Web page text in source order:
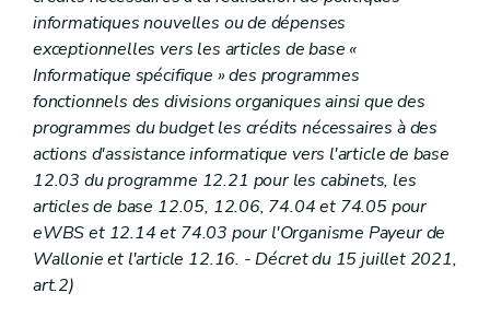
informatiques nouvelles ou de dépenses
exceptionnelles vers les articles de base «
Informatique spécifique » des programmes
fonctionnels des divisions organiques ainsi que des
programmes du budget les crédits nécessaires à des
actions d'assistance informatique vers l'article de base
12.03 du programme 12.21 pour les cabinets, les
articles de base 12.05, 12.06, 74.04 et 74.05 pour
eWBS et 12.14 et 74.03 pour l'Organisme Payeur de
Wallonie et l'article 12.16. - Décret du 15 juillet 2021,
art.2)